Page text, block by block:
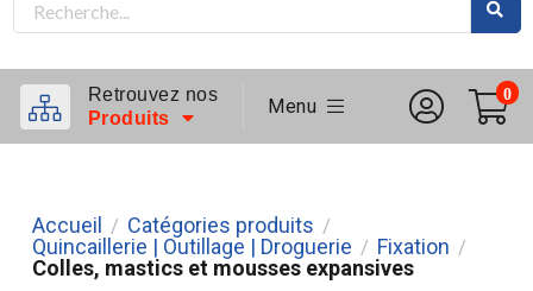
Retrouvez nos
Produits
Menu
0
Accueil / Catégories produits /
Quincaillerie | Outillage | Droguerie / Fixation /
Colles, mastics et mousses expansives